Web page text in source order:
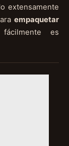
extensamente
empaquetar
es